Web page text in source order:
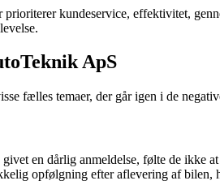
kundeservice, effektivitet,
ApS
fælles temaer, der går igen i de
en dårlig anmeldelse, følte de ikke
opfølgning efter aflevering af bilen,